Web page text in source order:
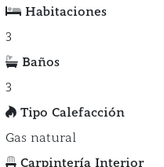
Habitaciones
3
Baños
3
Tipo Calefacción
Gas natural
Carpintería Interior